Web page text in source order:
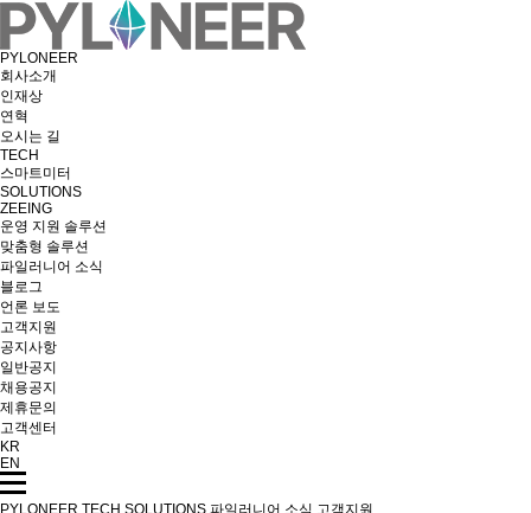
PYLONEER
회사소개
인재상
연혁
오시는 길
TECH
스마트미터
SOLUTIONS
ZEEING
운영 지원 솔루션
맞춤형 솔루션
파일러니어 소식
블로그
언론 보도
고객지원
공지사항
일반공지
채용공지
제휴문의
고객센터
KR
EN
PYLONEER TECH SOLUTIONS 파일러니어 소식 고객지원